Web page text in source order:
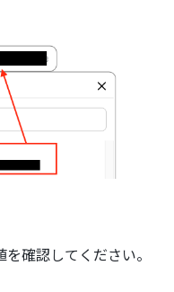
確認してください。